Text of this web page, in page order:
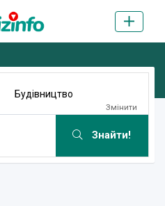
Будівництво
Змінити
Знайти!